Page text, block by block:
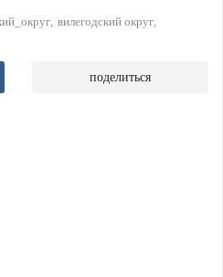
вилегодский округ
поделиться